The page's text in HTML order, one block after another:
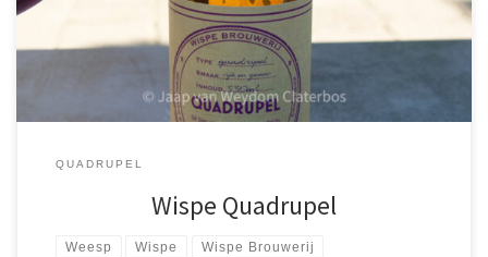
QUADRUPEL
Wispe Quadrupel
Weesp Wispe Wispe Brouwerij